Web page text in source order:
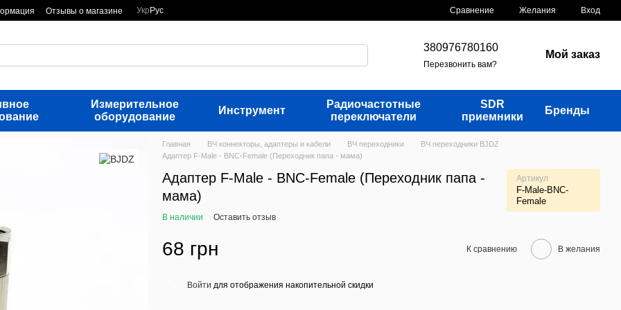
Отзывы о магазине Укр Рус Сравнение Желания Вход
380976780160
Перезвонить вам?
Мой заказ
Измерительное
оборудование
Инструмент
Радиочастотные
переключатели
SDR
приемники
Бренды
Главная ВЧ коннекторы, адаптеры и кабели ВЧ переходники
ВЧ переходники BJDZ
Адаптер F-Male - BNC-Female (Переходник папа - мама)
Адаптер F-Male - BNC-Female (Переходник папа -
мама)
Артикул
F-Male-BNC-
Female
В наличии Оставить отзыв
68 грн К сравнению В желания
Войти для отображения накопительной скидки